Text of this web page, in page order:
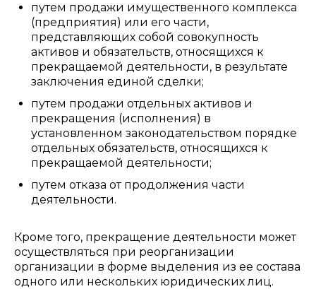
путем продажи имущественного комплекса
(предприятия) или его части,
представляющих собой совокупность
активов и обязательств, относящихся к
прекращаемой деятельности, в результате
заключения единой сделки;
путем продажи отдельных активов и
прекращения (исполнения) в
установленном законодательством порядке
отдельных обязательств, относящихся к
прекращаемой деятельности;
путем отказа от продолжения части
деятельности.
Кроме того, прекращение деятельности может
осуществляться при реорганизации
организации в форме выделения из ее состава
одного или нескольких юридических лиц.